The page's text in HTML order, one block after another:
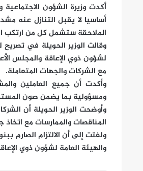
أكدت وزيرة الشؤون الاجتماعية
أساسيا لا يقبل التنازل عنه
الملاحقة ستشمل كل من ارتكب
وقالت الوزير الحويلة في تصريح
لشؤون ذوي الإعاقة والمجلس
مع الشركات والجهات المتعاملة.
وأكدت أن جميع العاملين
ومسؤولية بما يضمن صون
وأوضحت الوزير الحويلة أن
المناقصات والممارسات مع
ولفتت إلى أن الالتزام الصارم
والهيئة العامة لشؤون ذوي